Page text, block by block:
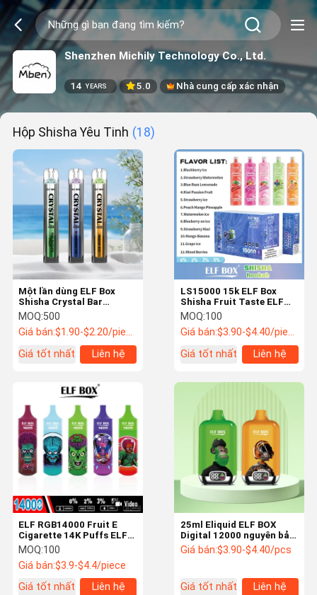
Shenzhen Michily Technology Co., Ltd.
14 YEARS 5.0 Nhà cung cấp xác nhận
Hộp Shisha Yêu Tinh (18)
Một lần dùng ELF Box
Shisha Crystal Bar
600puffs Mini Vape Pod
hương vị trái cây 2%
Nicotine
MOQ:500
Giá bán:$1.90-$2.20/piece
Giá tốt nhất
Liên hệ
LS15000 15k ELF Box
Shisha Fruit Taste ELF
Shisha Bar 26ml Lôi đầy
MOQ:100
Giá bán:$3.90-$4.40/piece
Giá tốt nhất
Liên hệ
ELF RGB14000 Fruit E
Cigarette 14K Puffs ELF
Vape Bar Đèn cầm và sạc
lại
MOQ:100
Giá bán:$3.9-$4.4/piece
Giá tốt nhất
Liên hệ
25ml Eliquid ELF BOX
Digital 12000 nguyên bản
5% Nicotine Thiết kế
phong cách tùy biến
Giá bán:$3.90-$4.40/pcs
Giá tốt nhất Liên hệ